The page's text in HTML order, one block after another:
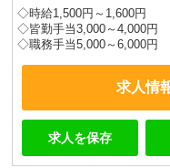
◇時給1,500円～1,600円
◇皆勤手当3,000～4,000円
◇職務手当5,000～6,000円
求人情
求人を保存